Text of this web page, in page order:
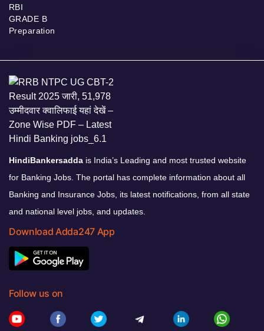
RBI
GRADE B
Preparation
HindiBankersadda is India’s Leading and most trusted website
for Banking Jobs. The portal has complete information about all
Banking and Insurance Jobs, its latest notifications, from all state
and national level jobs, and updates.
Download Adda247 App
Follow us on